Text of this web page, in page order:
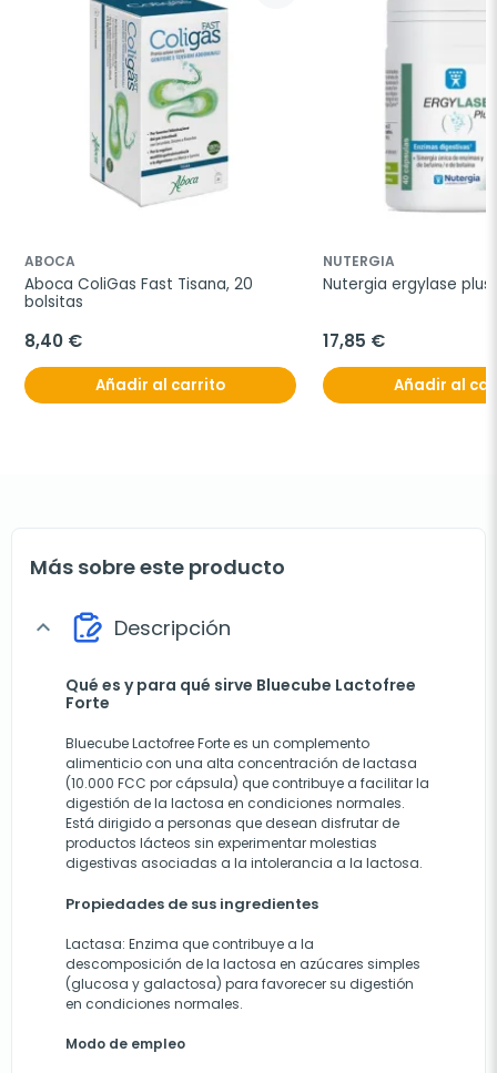
ABOCA
Aboca ColiGas Fast Tisana, 20
bolsitas
8,40 €
Añadir al carrito
NUTERGIA
Nutergia ergylase
17,85 €
Añadir al
Más sobre este producto
expand_more Descripción
Qué es y para qué sirve Bluecube Lactofree
Forte
Bluecube Lactofree Forte es un complemento
alimenticio con una alta concentración de lactasa
(10.000 FCC por cápsula) que contribuye a facilitar la
digestión de la lactosa en condiciones normales.
Está dirigido a personas que desean disfrutar de
productos lácteos sin experimentar molestias
digestivas asociadas a la intolerancia a la lactosa.
Propiedades de sus ingredientes
Lactasa: Enzima que contribuye a la
descomposición de la lactosa en azúcares simples
(glucosa y galactosa) para favorecer su digestión
en condiciones normales.
Modo de empleo